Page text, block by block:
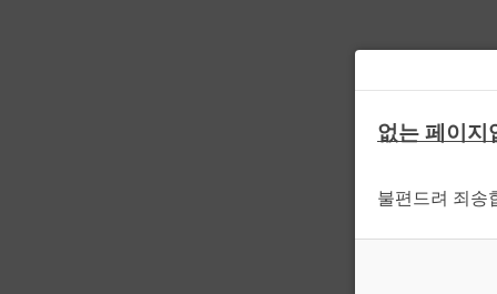
없는 페이지
불편드려 죄송